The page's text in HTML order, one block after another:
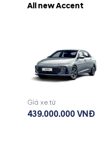
All new Accent
Giá xe từ
439.000.000 VNĐ